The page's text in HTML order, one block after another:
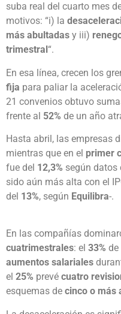
suba real del cuarto mes
motivos: “i) la
más abultadas y iii)
trimestral “.
En esa línea, crecen los
fija para paliar la
21 convenios obtuvo
frente al 52% de un año
Hasta abril, las empresas
mientras que en el primer
fue del 12,3% según datos
sido aún más alta con el
del 13%, según Equilibra-.
En las compañías
cuatrimestrales: el 33% de
aumentos salariales
el 25% prevé cuatro
esquemas de cinco o más